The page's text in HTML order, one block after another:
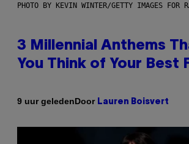
PHOTO BY KEVIN WINTER/GETTY IMAGES FOR
3 Millennial Anthems
You Think of Your Best
9 uur geledenDoor Lauren Boisvert